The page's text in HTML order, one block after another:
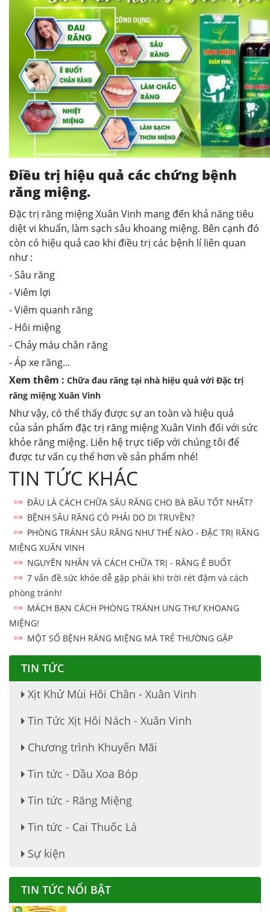
Điều trị hiệu quả các chứng bệnh
răng miệng.
Đặc trị răng miệng Xuân Vinh mang đến khả năng tiêu
diệt vi khuẩn, làm sạch sâu khoang miệng. Bên cạnh đó
còn có hiệu quả cao khi điều trị các bệnh lí liên quan
như :
- Sâu răng
- Viêm lợi
- Viêm quanh răng
- Hôi miệng
- Chảy máu chân răng
- Áp xe răng...
Xem thêm : Chữa đau răng tại nhà hiệu quả với Đặc trị
răng miệng Xuân Vinh
Như vậy, có thể thấy được sự an toàn và hiệu quả
của sản phẩm đặc trị răng miệng Xuân Vinh đối với sức
khỏe răng miệng. Liên hệ trực tiếp với chúng tôi để
được tư vấn cụ thể hơn về sản phẩm nhé!
TIN TỨC KHÁC
ĐÂU LÀ CÁCH CHỮA SÂU RĂNG CHO BÀ BẦU TỐT NHẤT?
BỆNH SÂU RĂNG CÓ PHẢI DO DI TRUYỀN?
PHÒNG TRÁNH SÂU RĂNG NHƯ THẾ NÀO - ĐẶC TRỊ RĂNG
MIỆNG XUÂN VINH
NGUYÊN NHÂN VÀ CÁCH CHỮA TRỊ - RĂNG Ê BUỐT
7 vấn đề sức khỏe dễ gặp phải khi trời rét đậm và cách
phòng tránh!
MÁCH BẠN CÁCH PHÒNG TRÁNH UNG THƯ KHOANG
MIỆNG!
MỘT SỐ BỆNH RĂNG MIỆNG MÀ TRẺ THƯỜNG GẶP
TIN TỨC
Sự kiện
Xịt Khử Mùi Hôi Chân - Xuân Vinh
Tin Tức Xịt Hôi Nách - Xuân Vinh
Chương trình Khuyến Mãi
Tin tức - Dầu Xoa Bóp
Tin tức - Răng Miệng
Tin tức - Cai Thuốc Lá
TIN TỨC NỔI BẬT
THUỐC ĐẶC TRỊ DẠ DÀY, ĐẠI TRÀNG
VIÊN HOÀN HẢ THỦ Ô ĐỎ MẬT ONG RỪNG